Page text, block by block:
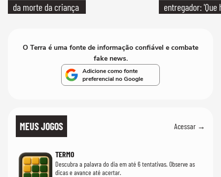
da morte da criança
entregador: 'Que
O Terra é uma fonte de informação confiável e combate
fake news.
Adicione como fonte
preferencial no Google
MEUS JOGOS Acessar →
TERMO
Descubra a palavra do dia em até 6 tentativas. Observe as
dicas e avance até acertar.